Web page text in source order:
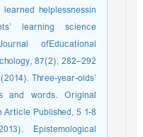
helplessnessin
learning science
ofEducational
87(2), 282–292.
Three-year-olds’
and words. Original
Article Published, 5 1-8.
Epistemological